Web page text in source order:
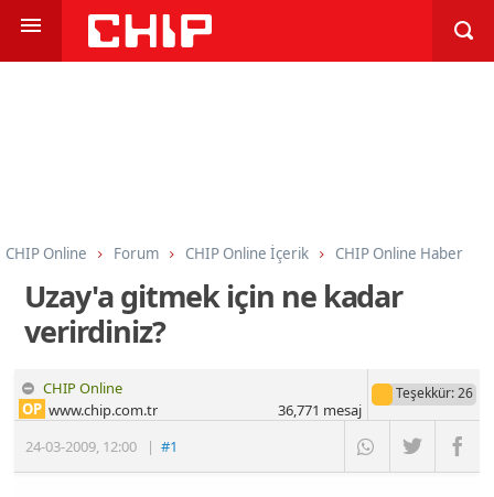
CHIP Online Forum CHIP Online İçerik CHIP Online Haber
Uzay'a gitmek için ne kadar
verirdiniz?
CHIP Online
24-03-2009, 12:00 |#1
OP www.chip.com.tr
Teşekkür: 26
36,771 mesaj